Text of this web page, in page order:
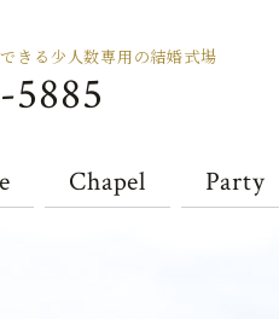
きる少人数専用の結婚式場
5885
Chapel Party